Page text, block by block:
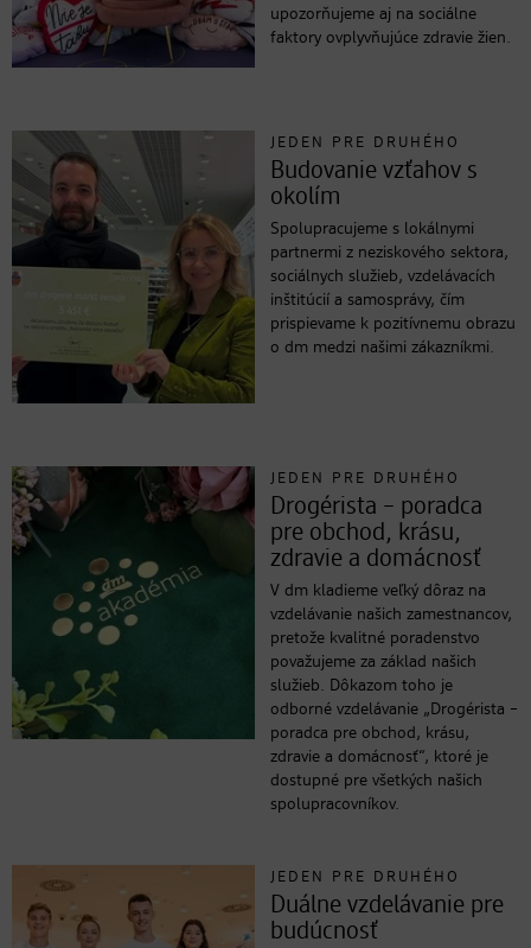
upozorňujeme aj na sociálne
faktory ovplyvňujúce zdravie žien.
JEDEN PRE DRUHÉHO
Budovanie vzťahov s
okolím
Spolupracujeme s lokálnymi
partnermi z neziskového sektora,
sociálnych služieb, vzdelávacích
inštitúcií a samosprávy, čím
prispievame k pozitívnemu obrazu
o dm medzi našimi zákazníkmi.
JEDEN PRE DRUHÉHO
Drogérista – poradca
pre obchod, krásu,
zdravie a domácnosť
V dm kladieme veľký dôraz na
vzdelávanie našich zamestnancov,
pretože kvalitné poradenstvo
považujeme za základ našich
služieb. Dôkazom toho je
odborné vzdelávanie „Drogérista –
poradca pre obchod, krásu,
zdravie a domácnosť“, ktoré je
dostupné pre všetkých našich
spolupracovníkov.
JEDEN PRE DRUHÉHO
Duálne vzdelávanie pre
budúcnosť